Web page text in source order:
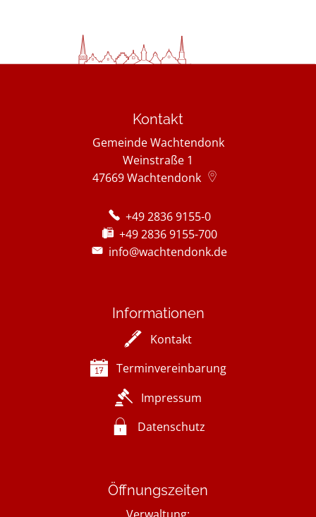
Kontakt
Gemeinde Wachtendonk
Weinstraße 1
47669Wachtendonk
+49 2836 9155-0
+49 2836 9155-700
info@wachtendonk.de
Informationen
Kontakt
Terminvereinbarung
Impressum
Datenschutz
Öffnungszeiten